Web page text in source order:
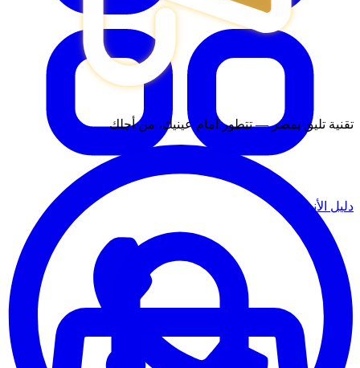
تقنية تليق بمصر — تتطور أمام عينيك، من أجلك
دليل الأنشطة